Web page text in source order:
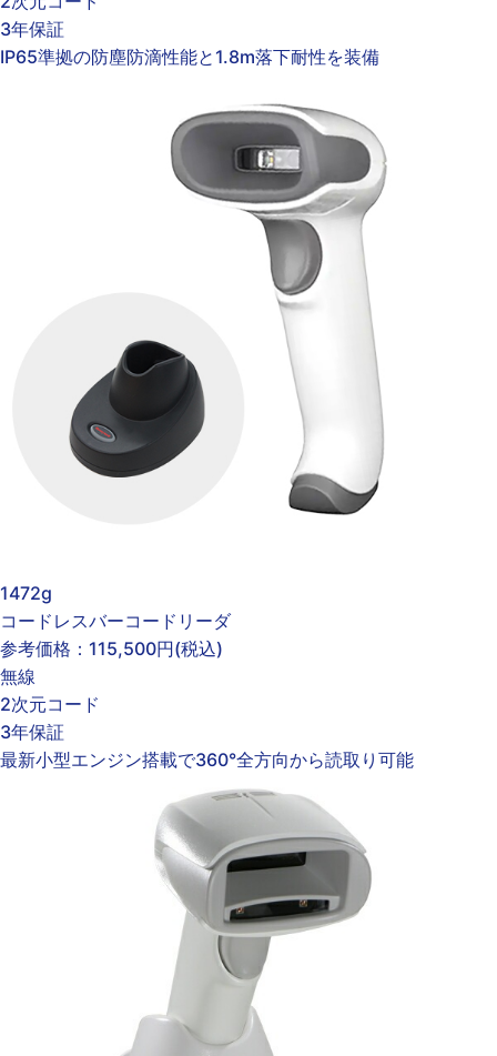
3年保証
IP65準拠の防塵防滴性能と1.8m落下耐性を装備
1472g
コードレスバーコードリーダ
参考価格： 115,500円(税込)
無線
2次元コード
3年保証
最新小型エンジン搭載で360°全方向から読取り可能